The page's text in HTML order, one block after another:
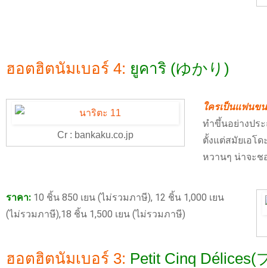
ฮอตฮิตนัมเบอร์ 4: ยูคาริ (ゆかり)
Cr : bankaku.co.jp
ใครเป็นแฟนข
ทำขึ้นอย่างปร
ตั้งแต่สมัยเอโ
หวานๆ น่าจะช
ราคา: 10 ชิ้น 850 เยน (ไม่รวมภาษี), 12 ชิ้น 1,000 เยน
(ไม่รวมภาษี),18 ชิ้น 1,500 เยน (ไม่รวมภาษี)
ฮอตฮิตนัมเบอร์ 3: Petit Cinq Délices(